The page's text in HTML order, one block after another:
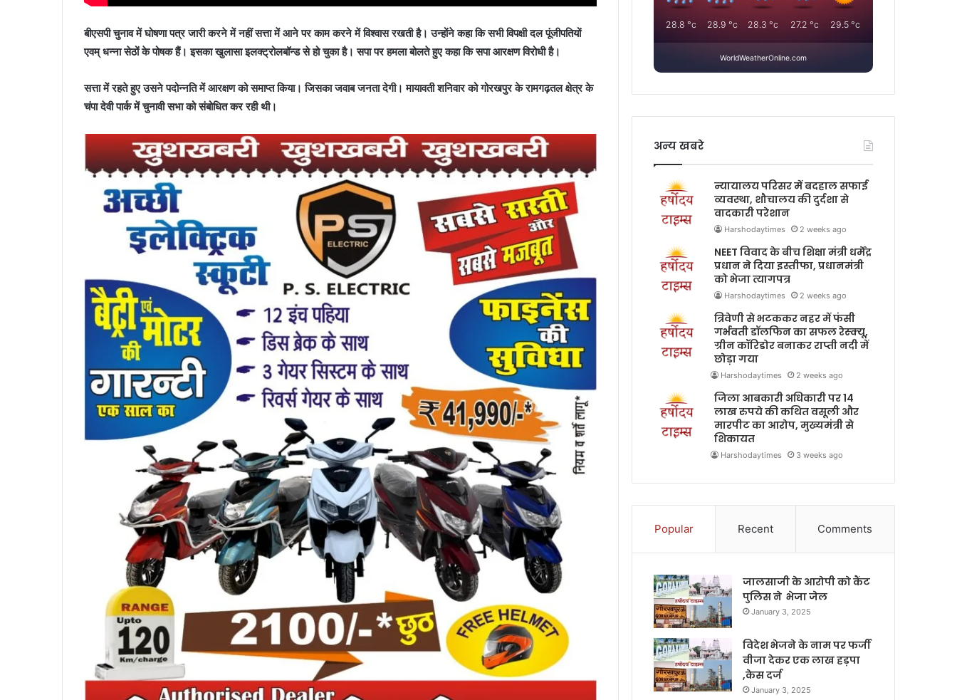
बीएसपी चुनाव में घोषणा पत्र जारी करने में नहीं सत्ता में आने पर काम करने में विश्वास रखती है। उन्होंने कहा कि सभी विपक्षी दल पूंजीपतियों
एवम् धन्ना सेठों के पोषक हैं। इसका खुलासा इलक्ट्रोलबॉन्ड से हो चुका है। सपा पर हमला बोलते हुए कहा कि सपा आरक्षण विरोधी है।
सत्ता में रहते हुए उसने पदोन्नति में आरक्षण को समाप्त किया। जिसका जवाब जनता देगी। मायावती शनिवार को गोरखपुर के रामगढ़तल क्षेत्र के
चंपा देवी पार्क में चुनावी सभा को संबोधित कर रही थी।
28.8 °c 28.9 °c 28.3 °c 27.2 °c 29.5 °c
WorldWeatherOnline.com
अन्य खबरे
न्यायालय परिसर में बदहाल सफाई
व्यवस्था, शौचालय की दुर्दशा से
वादकारी परेशान
Harshodaytimes 2 weeks ago
NEET विवाद के बीच शिक्षा मंत्री धर्मेंद्र
प्रधान ने दिया इस्तीफा, प्रधानमंत्री
को भेजा त्यागपत्र
Harshodaytimes 2 weeks ago
त्रिवेणी से भटककर नहर में फंसी
गर्भवती डॉलफिन का सफल रेस्क्यू,
ग्रीन कॉरिडोर बनाकर राप्ती नदी में
छोड़ा गया
Harshodaytimes 2 weeks ago
जिला आबकारी अधिकारी पर 14
लाख रुपये की कथित वसूली और
मारपीट का आरोप, मुख्यमंत्री से
शिकायत
Harshodaytimes 3 weeks ago
Popular Recent Comments
जालसाजी के आरोपी को कैंट
पुलिस ने भेजा जेल
January 3, 2025
विदेश भेजने के नाम पर फर्जी
वीजा देकर एक लाख हड़पा
,केस दर्ज
January 3, 2025